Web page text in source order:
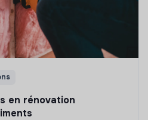
en rénovation